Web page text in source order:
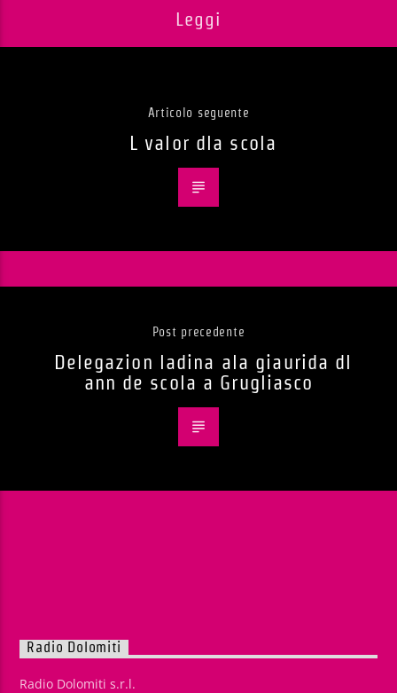
Leggi
Articolo seguente
L valor dla scola
Post precedente
Delegazion ladina ala giaurida dl
ann de scola a Grugliasco
Radio Dolomiti
Radio Dolomiti s.r.l.